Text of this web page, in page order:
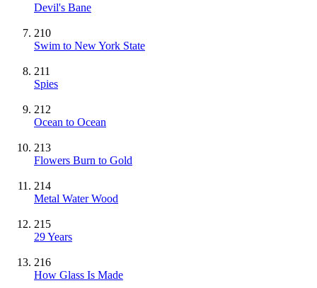
Devil's Bane
210
Swim to New York State
211
Spies
212
Ocean to Ocean
213
Flowers Burn to Gold
214
Metal Water Wood
215
29 Years
216
How Glass Is Made